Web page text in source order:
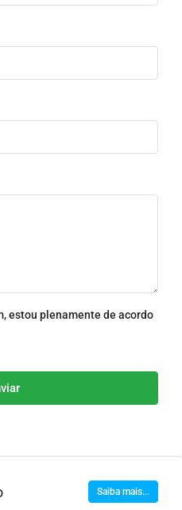
estou plenamente de acordo
Saiba mais...